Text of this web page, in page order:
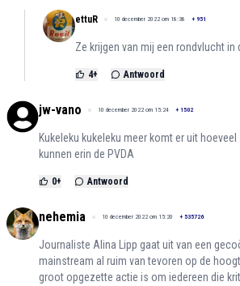
ettuR 10 december 2022 om 18:38 + 951
Ze krijgen van mij een rondvlucht in
4+ Antwoord
jw-vano 10 december 2022 om 15:24 + 1502
Kukeleku kukeleku meer komt er uit
kunnen erin de PVDA
0+ Antwoord
nehemia 10 december 2022 om 15:20 + 535726
Journaliste Alina Lipp gaat uit van een
mainstream al ruim van tevoren op de
groot opgezette actie is om iedereen die